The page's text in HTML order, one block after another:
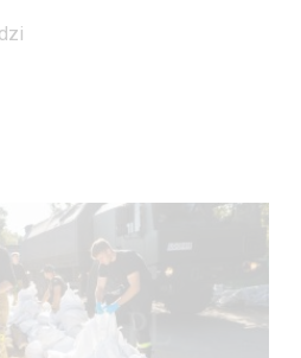
na przetwarzanie plików cookies,
przechodzę do serwisu